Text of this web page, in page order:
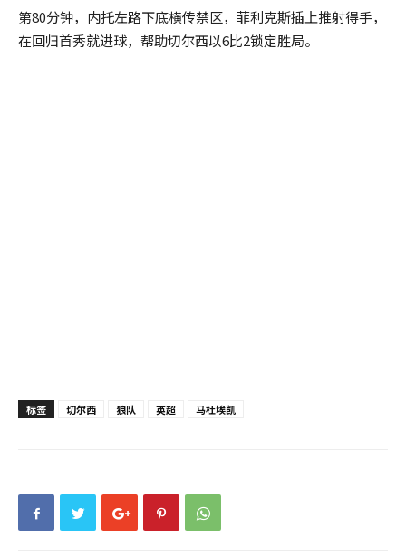
第80分钟，内托左路下底横传禁区，菲利克斯插上推射得手，
在回归首秀就进球，帮助切尔西以6比2锁定胜局。
标签 切尔西 狼队 英超 马杜埃凯